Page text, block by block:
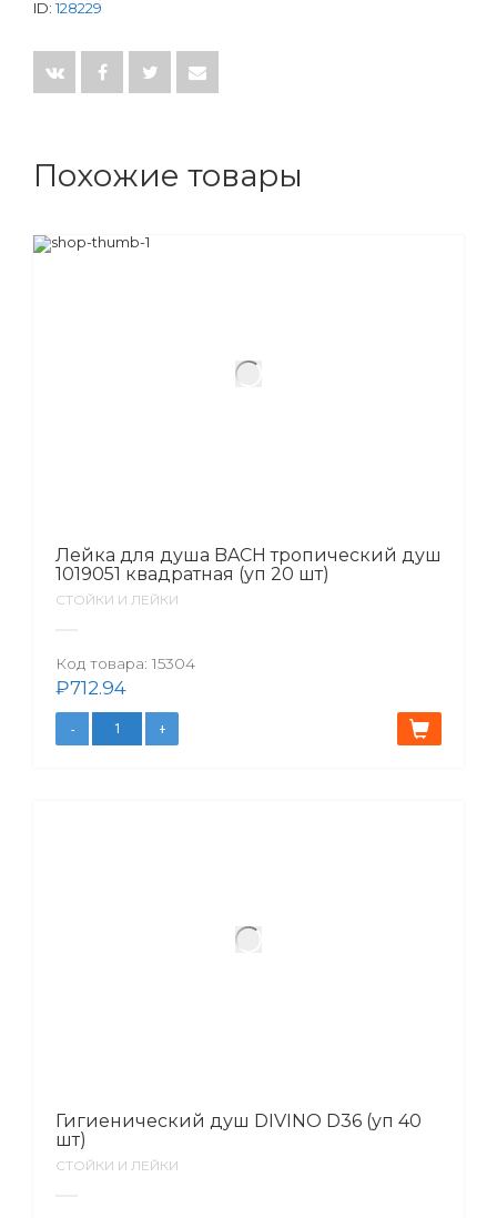
ID: 128229
Похожие товары
Лейка для душа BACH тропический душ
1019051 квадратная (уп 20 шт)
СТОЙКИ И ЛЕЙКИ
Код товара: 15304
₽712.94
Гигиенический душ DIVINO D36 (уп 40
шт)
СТОЙКИ И ЛЕЙКИ